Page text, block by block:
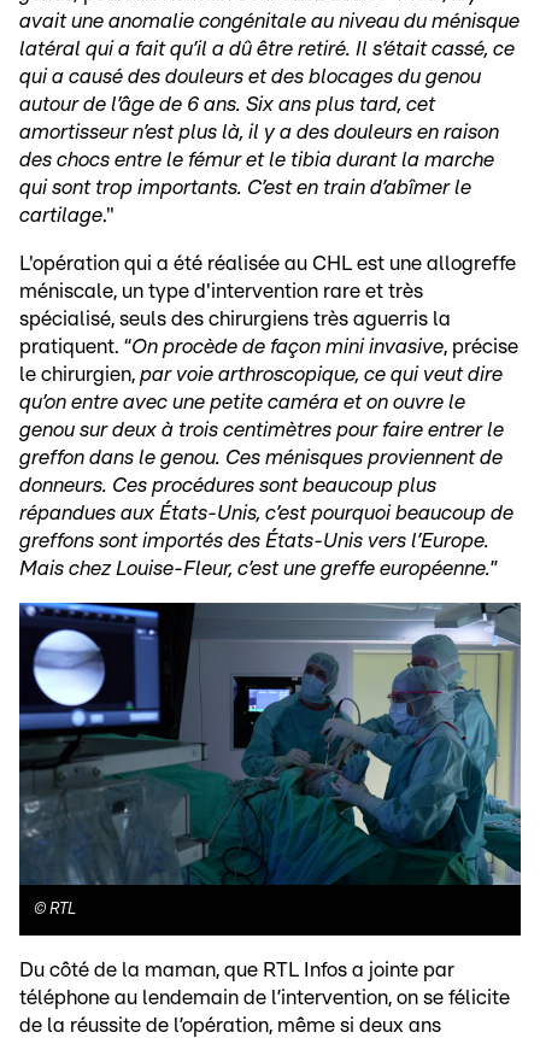
avait une anomalie congénitale au niveau du ménisque
latéral qui a fait qu’il a dû être retiré. Il s’était cassé, ce
qui a causé des douleurs et des blocages du genou
autour de l’âge de 6 ans. Six ans plus tard, cet
amortisseur n’est plus là, il y a des douleurs en raison
des chocs entre le fémur et le tibia durant la marche
qui sont trop importants. C’est en train d’abîmer le
cartilage."
L'opération qui a été réalisée au CHL est une allogreffe
méniscale, un type d'intervention rare et très
spécialisé, seuls des chirurgiens très aguerris la
pratiquent. “On procède de façon mini invasive, précise
le chirurgien, par voie arthroscopique, ce qui veut dire
qu’on entre avec une petite caméra et on ouvre le
genou sur deux à trois centimètres pour faire entrer le
greffon dans le genou. Ces ménisques proviennent de
donneurs. Ces procédures sont beaucoup plus
répandues aux États-Unis, c’est pourquoi beaucoup de
greffons sont importés des États-Unis vers l’Europe.
Mais chez Louise-Fleur, c’est une greffe européenne.”
© RTL
Du côté de la maman, que RTL Infos a jointe par
téléphone au lendemain de l’intervention, on se félicite
de la réussite de l’opération, même si deux ans